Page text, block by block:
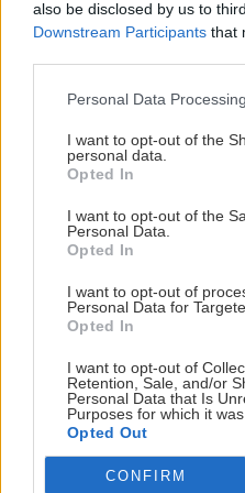
also be disclosed by us to
Downstream Participants that
Personal Data
I want to opt-out of the
personal data.
Opted In
I want to opt-out of the
Personal Data.
Opted In
I want to opt-out of
Personal Data for
Opted In
I want to opt-out of
Retention, Sale, and/or
Personal Data that Is
Purposes for which it was
Opted Out
CONFIRM
ΑΥΤΟΔΙΟΙΚΗΣΗ
Δήμος Μινώα
πενθήμερη
έλαβαν κτηνιατρική
GOSSIP - LIFESTYLE
παραδοσιακό κρητικό
ΑΥΤΟΔΙΟΙΚΗΣΗ
Τιμήθηκε ο
Παγκρητική
Δάντης:
ΠΟΛΙΤΙΣΜΟΣ
κηποθέατρο
τον Άρη
ΚΡΗΤΗ